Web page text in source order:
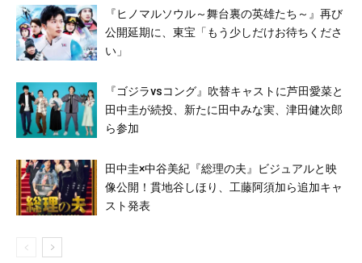
『ヒノマルソウル～舞台裏の英雄たち～』再び
公開延期に、東宝「もう少しだけお待ちくださ
い」
『ゴジラvsコング』吹替キャストに芦田愛菜と
田中圭が続投、新たに田中みな実、津田健次郎
ら参加
田中圭×中谷美紀『総理の夫』ビジュアルと映
像公開！貫地谷しほり、工藤阿須加ら追加キャ
スト発表